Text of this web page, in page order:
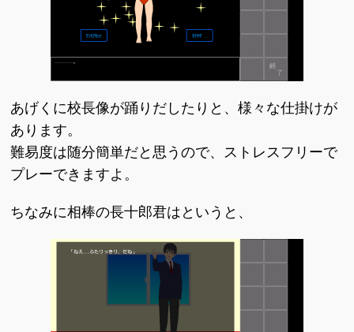
あげくに校長像が踊りだしたりと、様々な仕掛けが
あります。
難易度は随分簡単だと思うので、ストレスフリーで
プレーできますよ。
ちなみに相棒の長十郎君はというと、